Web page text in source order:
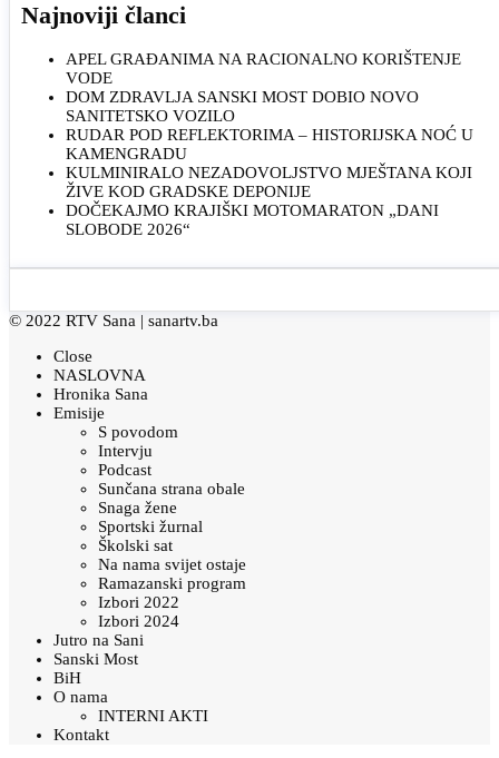
Najnoviji članci
APEL GRAĐANIMA NA RACIONALNO KORIŠTENJE
VODE
DOM ZDRAVLJA SANSKI MOST DOBIO NOVO
SANITETSKO VOZILO
RUDAR POD REFLEKTORIMA – HISTORIJSKA NOĆ U
KAMENGRADU
KULMINIRALO NEZADOVOLJSTVO MJEŠTANA KOJI
ŽIVE KOD GRADSKE DEPONIJE
DOČEKAJMO KRAJIŠKI MOTOMARATON „DANI
SLOBODE 2026“
© 2022 RTV Sana | sanartv.ba
Close
NASLOVNA
Hronika Sana
Emisije
S povodom
Intervju
Podcast
Sunčana strana obale
Snaga žene
Sportski žurnal
Školski sat
Na nama svijet ostaje
Ramazanski program
Izbori 2022
Izbori 2024
Jutro na Sani
Sanski Most
BiH
O nama
INTERNI AKTI
Kontakt